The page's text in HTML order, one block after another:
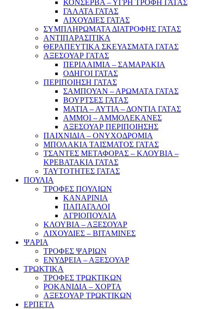
ΚΟΝΣΕΡΒΑ – ΥΓΡΗ ΤΡΟΦΗ ΓΑΤΑΣ
ΓΑΛΑΤΑ ΓΑΤΑΣ
ΛΙΧΟΥΔΙΕΣ ΓΑΤΑΣ
ΣΥΜΠΛΗΡΩΜΑΤΑ ΔΙΑΤΡΟΦΗΣ ΓΑΤΑΣ
ΑΝΤΙΠΑΡΑΣΙΤΙΚΑ
ΘΕΡΑΠΕΥΤΙΚΑ ΣΚΕΥΑΣΜΑΤΑ ΓΑΤΑΣ
ΑΞΕΣΟΥΑΡ ΓΑΤΑΣ
ΠΕΡΙΛΑΙΜΙΑ – ΣΑΜΑΡΑΚΙΑ
ΟΔΗΓΟΙ ΓΑΤΑΣ
ΠΕΡΙΠΟΙΗΣΗ ΓΑΤΑΣ
ΣΑΜΠΟΥΑΝ – ΑΡΩΜΑΤΑ ΓΑΤΑΣ
ΒΟΥΡΤΣΕΣ ΓΑΤΑΣ
ΜΑΤΙΑ – ΑΥΤΙΑ – ΔΟΝΤΙΑ ΓΑΤΑΣ
ΑΜΜΟΙ – ΑΜΜΟΛΕΚΑΝΕΣ
ΑΞΕΣΟΥΑΡ ΠΕΡΙΠΟΙΗΣΗΣ
ΠΑΙΧΝΙΔΙΑ – ΟΝΥΧΟΔΡΟΜΙΑ
ΜΠΟΛΑΚΙΑ ΤΑΙΣΜΑΤΟΣ ΓΑΤΑΣ
ΤΣΑΝΤΕΣ ΜΕΤΑΦΟΡΑΣ – ΚΛΟΥΒΙΑ –
ΚΡΕΒΑΤΑΚΙΑ ΓΑΤΑΣ
ΤΑΥΤΟΤΗΤΕΣ ΓΑΤΑΣ
ΠΟΥΛΙΑ
ΤΡΟΦΕΣ ΠΟΥΛΙΩΝ
ΚΑΝΑΡΙΝΙΑ
ΠΑΠΑΓΑΛΟΙ
ΑΓΡΙΟΠΟΥΛΙΑ
ΚΛΟΥΒΙΑ – ΑΞΕΣΟΥΑΡ
ΛΙΧΟΥΔΙΕΣ – ΒΙΤΑΜΙΝΕΣ
ΨΑΡΙΑ
ΤΡΟΦΕΣ ΨΑΡΙΩΝ
ΕΝΥΔΡΕΙΑ – ΑΞΕΣΟΥΑΡ
ΤΡΩΚΤΙΚΑ
ΤΡΟΦΕΣ ΤΡΩΚΤΙΚΩΝ
ΡΟΚΑΝΙΔΙΑ – ΧΟΡΤΑ
ΑΞΕΣΟΥΑΡ ΤΡΩΚΤΙΚΩΝ
ΕΡΠΕΤΑ